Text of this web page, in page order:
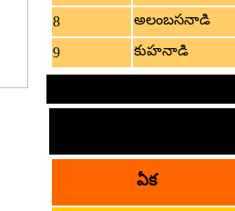
8 అలంబసనాడి
9 కుహనాడి
ఏక